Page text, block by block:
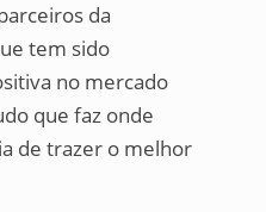
da
tem sido
no mercado
que faz onde
de trazer o melhor